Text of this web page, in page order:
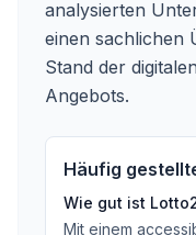
analysierten
einen sachlichen
Stand der
Angebots.
Häufig
Wie gut ist
Mit einem